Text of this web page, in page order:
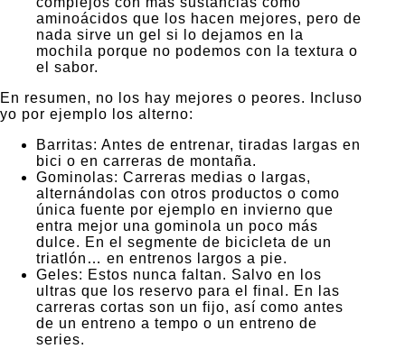
aminoácidos que los hacen mejores, pero de
nada sirve un gel si lo dejamos en la
mochila porque no podemos con la textura o
el sabor.
En resumen, no los hay mejores o peores. Incluso
yo por ejemplo los alterno:
Barritas: Antes de entrenar, tiradas largas en
bici o en carreras de montaña.
Gominolas: Carreras medias o largas,
alternándolas con otros productos o como
única fuente por ejemplo en invierno que
entra mejor una gominola un poco más
dulce. En el segmente de bicicleta de un
triatlón… en entrenos largos a pie.
Geles: Estos nunca faltan. Salvo en los
ultras que los reservo para el final. En las
carreras cortas son un fijo, así como antes
de un entreno a tempo o un entreno de
series.